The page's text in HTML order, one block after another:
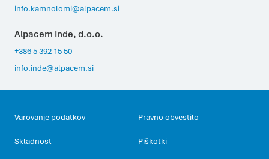
info.kamnolomi@alpacem.si
Alpacem Inde, d.o.o.
+386 5 392 15 50
info.inde@alpacem.si
Varovanje podatkov Pravno obvestilo
Skladnost Piškotki